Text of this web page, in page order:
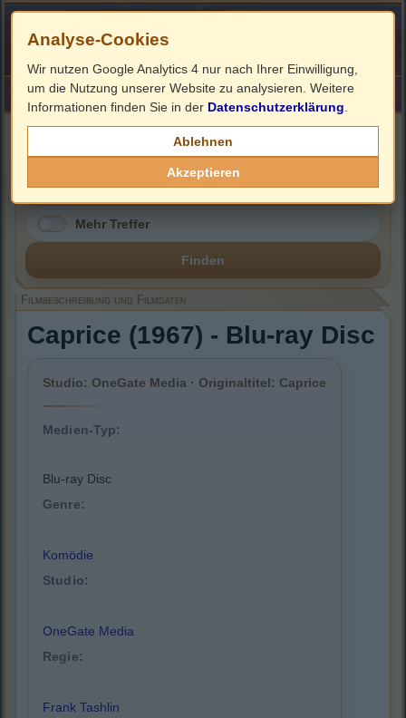
HOME ImpressumLinks
Filmbeschreibung, Cover & Blu-ray Infos
Mehr Treffer
Finden
Filmbeschreibung und Filmdaten
Caprice (1967) - Blu-ray Disc
Studio: OneGate Media · Originaltitel: Caprice
Medien-Typ:
Blu-ray Disc
Genre:
Komödie
Studio:
OneGate Media
Regie:
Frank Tashlin
Analyse-Cookies
Wir nutzen Google Analytics 4 nur nach Ihrer Einwilligung,
um die Nutzung unserer Website zu analysieren. Weitere
Informationen finden Sie in der Datenschutzerklärung
Ablehnen
Akzeptieren